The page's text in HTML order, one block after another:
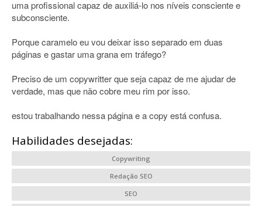
uma profissional capaz de auxiliá-lo nos níveis consciente e
subconsciente.
Porque caramelo eu vou deixar isso separado em duas
páginas e gastar uma grana em tráfego?
Preciso de um copywritter que seja capaz de me ajudar de
verdade, mas que não cobre meu rim por isso.
estou trabalhando nessa página e a copy está confusa.
Habilidades desejadas:
Copywriting
Redação SEO
SEO